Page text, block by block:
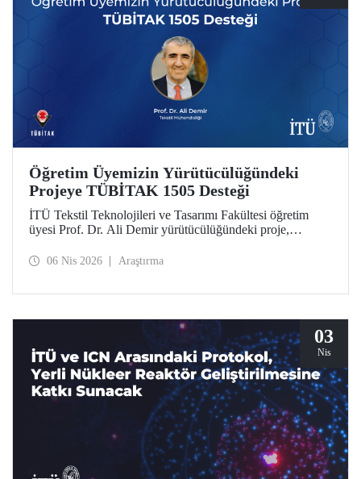
Öğretim Üyemizin Yürütücülüğündeki
Projeye TÜBİTAK 1505 Desteği
İTÜ Tekstil Teknolojileri ve Tasarımı Fakültesi öğretim
üyesi Prof. Dr. Ali Demir yürütücülüğündeki proje,
Programı tarafından desteklenmeye hak kazandı.
06 Nis 2026 Araştırma
03
Nis